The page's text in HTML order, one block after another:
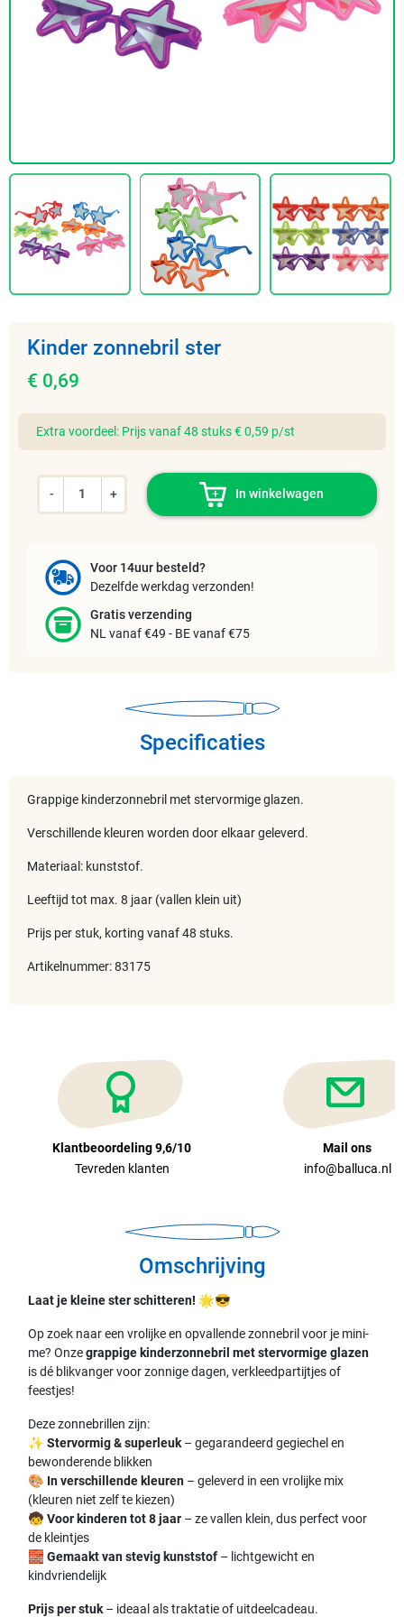
Kinder zonnebril ster
€ 0,69
Extra voordeel: Prijs vanaf 48 stuks € 0,59 p/st
- + In winkelwagen
Voor 14uur besteld?
Dezelfde werkdag verzonden!
Gratis verzending
NL vanaf €49 - BE vanaf €75
Specificaties
Grappige kinderzonnebril met stervormige glazen.
Verschillende kleuren worden door elkaar geleverd.
Materiaal: kunststof.
Leeftijd tot max. 8 jaar (vallen klein uit)
Prijs per stuk, korting vanaf 48 stuks.
Artikelnummer: 83175
Klantbeoordeling 9,6/10
Tevreden klanten
Mail ons
info@balluca.nl
Omschrijving
Laat je kleine ster schitteren! 🌟😎
Op zoek naar een vrolijke en opvallende zonnebril voor je mini-
me? Onzegrappige kinderzonnebril met stervormige glazen
is dé blikvanger voor zonnige dagen, verkleedpartijtjes of
feestjes!
Deze zonnebrillen zijn:
✨Stervormig & superleuk – gegarandeerd gegiechel en
bewonderende blikken
🎨 In verschillende kleuren – geleverd in een vrolijke mix
(kleuren niet zelf te kiezen)
🧒Voor kinderen tot 8 jaar – ze vallen klein, dus perfect voor
de kleintjes
🧱Gemaakt van stevig kunststof – lichtgewicht en
kindvriendelijk
Prijs per stuk – ideaal als traktatie of uitdeelcadeau.